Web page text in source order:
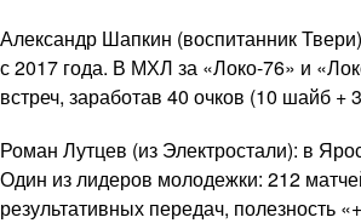
Александр Шапкин (воспитанник
с 2017 года. В МХЛ за «Локо-76» и
встреч, заработав 40 очков (10 шайб +
Роман Лутцев (из Электростали): в
Один из лидеров молодежки: 212
результативных передач, полезность